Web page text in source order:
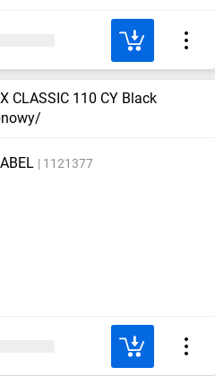
CLASSIC 110 CY Black
1121377